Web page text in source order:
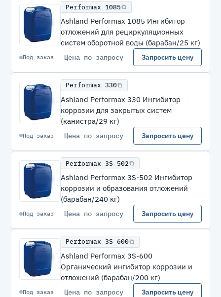
Performax 1085
Ashland Performax 1085 Ингибитор
отложений для рециркуляционных
систем оборотной воды (барабан/25 кг)
Под заказ Цена по запросу Запросить цену
Performax 330
Ashland Performax 330 Ингибитор
коррозии для закрытых систем
(канистра/29 кг)
Под заказ Цена по запросу Запросить цену
Performax 3S-502
Ashland Performax 3S-502 Ингибитор
коррозии и образования отложений
(барабан/240 кг)
Под заказ Цена по запросу Запросить цену
Performax 3S-600
Ashland Performax 3S-600
Органический ингибитор коррозии и
отложений (барабан/200 кг)
Под заказ Цена по запросу Запросить цену